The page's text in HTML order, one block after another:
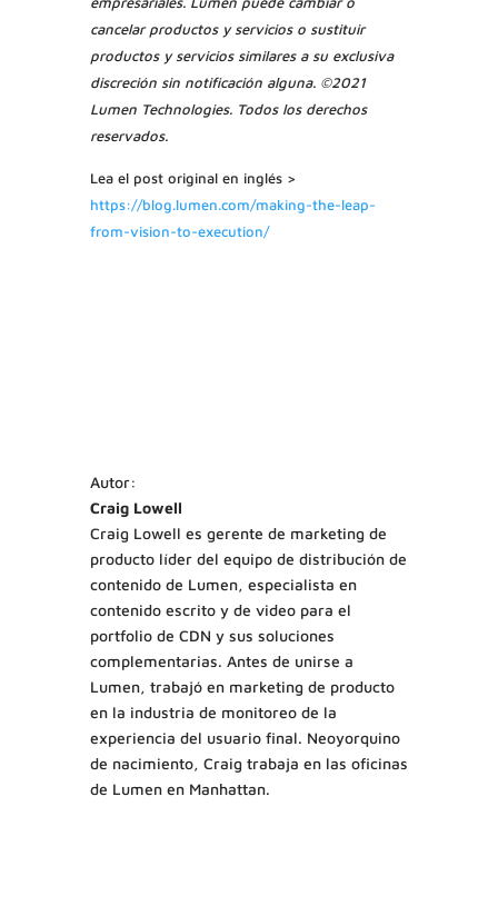
cancelar productos y servicios o sustituir
productos y servicios similares a su exclusiva
discreción sin notificación alguna. ©2021
Lumen Technologies. Todos los derechos
reservados.
Lea el post original en inglés >
https://blog.lumen.com/making-the-leap-
from-vision-to-execution/
Autor:
Craig Lowell
Craig Lowell es gerente de marketing de
producto líder del equipo de distribución de
contenido de Lumen, especialista en
contenido escrito y de video para el
portfolio de CDN y sus soluciones
complementarias. Antes de unirse a
Lumen, trabajó en marketing de producto
en la industria de monitoreo de la
experiencia del usuario final. Neoyorquino
de nacimiento, Craig trabaja en las oficinas
de Lumen en Manhattan.